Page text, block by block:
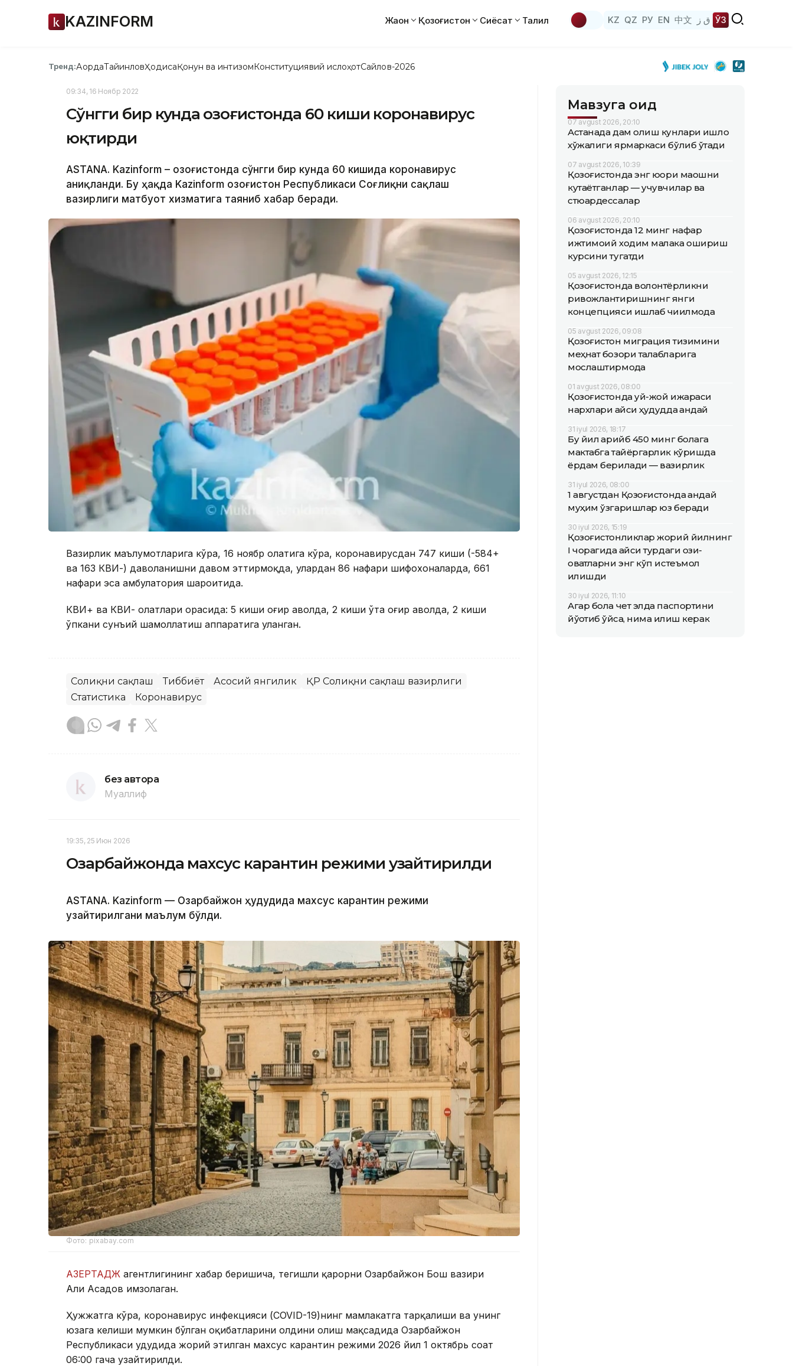
KAZINFORM Жаҳон Қозоғистон Сиёсат Таҳлил KZ QZ РУ EN 中文 ق ز ЎЗ
Тренд:АқордаТайинловҲодисаҚонун ва интизомКонституциявий ислоҳотСайлов-2026
09:34, 16 Ноябр 2022
Сўнгги бир кунда Қозоғистонда 60 киши коронавирус
юқтирди
ASTANA. Kazinform – Қозоғистонда сўнгги бир кунда 60 кишида коронавирус
аниқланди. Бу ҳақда Kazinform Қозоғистон Республикаси Соғлиқни сақлаш
вазирлиги матбуот хизматига таяниб хабар беради.
Вазирлик маълумотларига кўра, 16 ноябр ҳолатига кўра, коронавирусдан 747 киши (-584+
ва 163 КВИ-) даволанишни давом эттирмоқда, улардан 86 нафари шифохоналарда, 661
нафари эса амбулатория шароитида.
КВИ+ ва КВИ- ҳолатлари орасида: 5 киши оғир аҳволда, 2 киши ўта оғир аҳволда, 2 киши
ўпкани сунъий шамоллатиш аппаратига уланган.
Соғлиқни сақлаш Тиббиёт Асосий янгилик
ҚР Соғлиқни сақлаш вазирлиги
Статистика
Коронавирус
без автора
Муаллиф
19:35, 25 Июн 2026
Озарбайжонда махсус карантин режими узайтирилди
ASTANA. Kazinform — Озарбайжон ҳудудида махсус карантин режими
узайтирилгани маълум бўлди.
Фото: pixabay.com
АЗЕРТАДЖ агентлигининг хабар беришича, тегишли қарорни Озарбайжон Бош вазири
Али Асадов имзолаган.
Ҳужжатга кўра, коронавирус инфекцияси (COVID-19)нинг мамлакатга тарқалиши ва унинг
юзага келиши мумкин бўлган оқибатларини олдини олиш мақсадида Озарбайжон
Республикаси ҳудудида жорий этилган махсус карантин режими 2026 йил 1 октябрь соат
06:00 гача узайтирилди.
Мавзуга оид
07 avgust 2026, 20:10
Астанада дам олиш кунлари қишлоқ
хўжалиги ярмаркаси бўлиб ўтади
07 avgust 2026, 10:39
Қозоғистонда энг юқори маошни
кутаётганлар — учувчилар ва
стюардессалар
06 avgust 2026, 20:10
Қозоғистонда 12 минг нафар
ижтимоий ходим малака ошириш
курсини тугатди
05 avgust 2026, 12:15
Қозоғистонда волонтёрликни
ривожлантиришнинг янги
концепцияси ишлаб чиқилмоқда
05 avgust 2026, 09:08
Қозоғистон миграция тизимини
меҳнат бозори талабларига
мослаштирмоқда
01 avgust 2026, 08:00
Қозоғистонда уй-жой ижараси
нархлари қайси ҳудудда қандай
31 iyul 2026, 18:17
Бу йил қарийб 450 минг болага
мактабга тайёргарлик кўришда
ёрдам берилади — вазирлик
31 iyul 2026, 08:00
1 августдан Қозоғистонда қандай
муҳим ўзгаришлар юз беради
30 iyul 2026, 15:19
Қозоғистонликлар жорий йилнинг
I чорагида қайси турдаги озиқ-
овқатларни энг кўп истеъмол
қилишди
30 iyul 2026, 11:10
Агар бола чет элда паспортини
йўқотиб қўйса, нима қилиш керак